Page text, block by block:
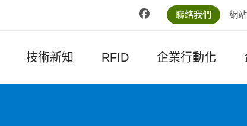
聯絡我們 網
技術新知 RFID 企業行動化